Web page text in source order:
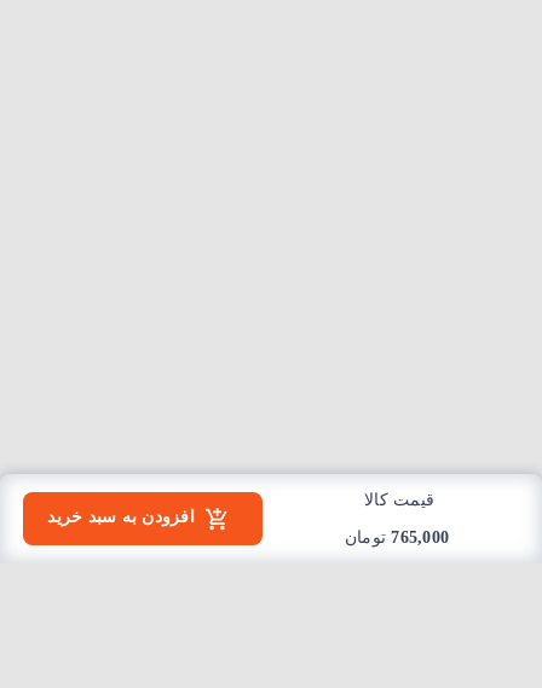
قیمت کالا
تومان
افزودن به سبد خرید